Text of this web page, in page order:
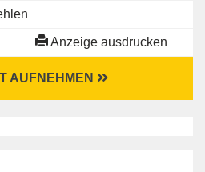
Anzeige ausdrucken
AUFNEHMEN